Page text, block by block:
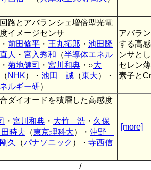
路とアバランシェ増倍型光電
イメージセンサ
・ 前田修平 ・ 王丸拓郎 ・ 池田隆
人 ・ 宮入秀和 （半導体エネル
・ 菊地健司 ・ 宮川和典 ・○大
（ NHK）・ 池田 誠 （東大）・
ルギー研）
アバラ
する高
ンサと
セレン
素子と
ダイオードを積層した高感度
・ 宮川和典 ・ 大竹 浩 ・ 久保
時夫 （東京理科大）・ 沖野
久 （パナソニック ）・ 寺西信
[more]
/